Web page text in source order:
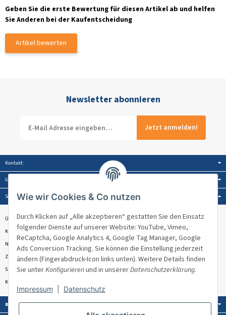
Geben Sie die erste Bewertung für diesen Artikel ab und helfen
Sie Anderen bei der Kaufentscheidung
Artikel bewerten
Newsletter abonnieren
Jetzt anmelden!
Kontakt:
Gesetzliche Informationen:
Service:
Über Venandi
Kontakt & Beratung
Newsletter
Zahlungsmöglichkeiten
Sitemap
Kundenbewertungen ★★★★★
Bezahlung:
Wie wir Cookies & Co nutzen
Durch Klicken auf „Alle akzeptieren“ gestatten Sie den Einsatz
folgender Dienste auf unserer Website: YouTube, Vimeo,
ReCaptcha, Google Analytics 4, Google Tag Manager, Google
Ads Conversion Tracking. Sie können die Einstellung jederzeit
ändern (Fingerabdruck-Icon links unten). Weitere Details finden
Sie unterKonfigurierenund in unsererDatenschutzerklärung.
Impressum Datenschutz